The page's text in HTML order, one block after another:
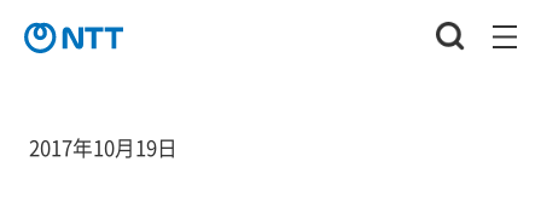
2017年10月19日